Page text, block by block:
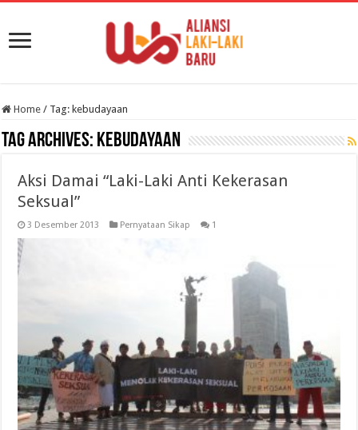
Home / Tag:kebudayaan
Tag Archives: kebudayaan
Aksi Damai “Laki-Laki Anti Kekerasan
Seksual”
3 Desember 2013 Pernyataan Sikap 1